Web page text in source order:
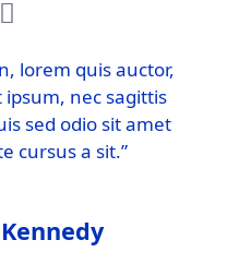
lorem quis auctor,
nec sagittis
sed odio sit amet
cursus a sit.”